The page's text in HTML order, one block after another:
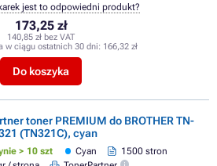
173,25 zł
140,85 zł bez VAT
w ciągu ostatnich 30 dni: 166,32 zł
Do koszyka
jest to odpowiedni produkt?
toner PREMIUM do BROTHER TN-
(TN321C), cyan
> 10 szt Cyan
1500 stron